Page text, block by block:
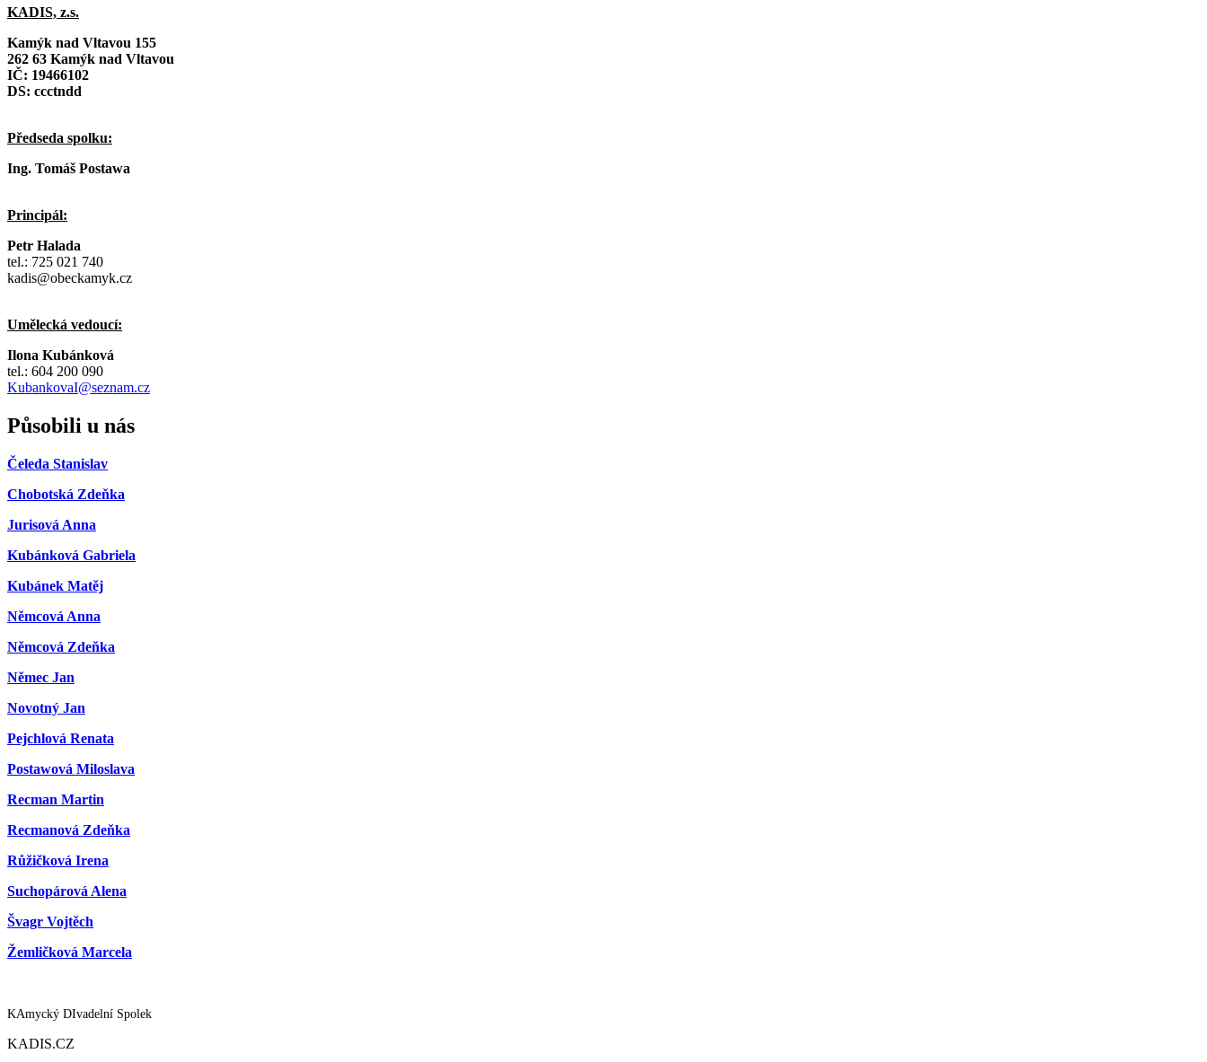
KADIS, z.s.
Kamýk nad Vltavou 155
262 63 Kamýk nad Vltavou
IČ: 19466102
DS: ccctndd
Předseda spolku:
Ing. Tomáš Postawa
Principál:
Petr Halada
tel.: 725 021 740
kadis@obeckamyk.cz
Umělecká vedoucí:
Ilona Kubánková
tel.: 604 200 090
KubankovaI@seznam.cz
Působili u nás
Čeleda Stanislav
Chobotská Zdeňka
Jurisová Anna
Kubánková Gabriela
Kubánek Matěj
Němcová Anna
Němcová Zdeňka
Němec Jan
Novotný Jan
Pejchlová Renata
Postawová Miloslava
Recman Martin
Recmanová Zdeňka
Růžičková Irena
Suchopárová Alena
Švagr Vojtěch
Žemličková Marcela
KAmycký DIvadelní Spolek
KADIS.CZ